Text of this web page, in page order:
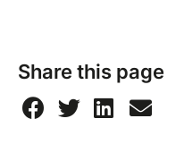
Share this page